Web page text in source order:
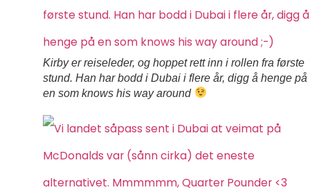
Kirby er reiseleder, og hoppet rett inn i rollen fra første
stund. Han har bodd i Dubai i flere år, digg å henge på
en som knows his way around